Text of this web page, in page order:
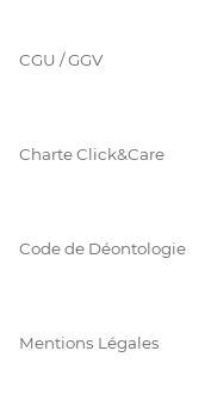
CGU / GGV
Charte Click&Care
Code de Déontologie
Mentions Légales